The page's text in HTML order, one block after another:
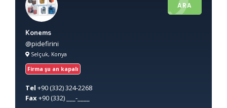
ARA
Konems
@pidefirini
Selçuk, Konya
Firma şu an kapalı
Tel +90(332) 324-2268
Fax+90(332) ___-____